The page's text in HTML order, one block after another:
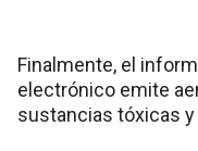
Finalmente, el
electrónico emite
sustancias tóxicas